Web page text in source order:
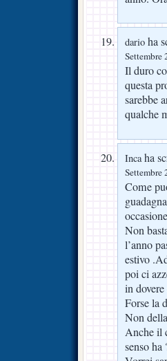
dario ha
Settembre
Il duro
questa
sarebbe
qualche
Incaha
Settembre
Come
Non
l’anno
estivo
poi ci
in
Forse la
Non
Anche il
senso ha